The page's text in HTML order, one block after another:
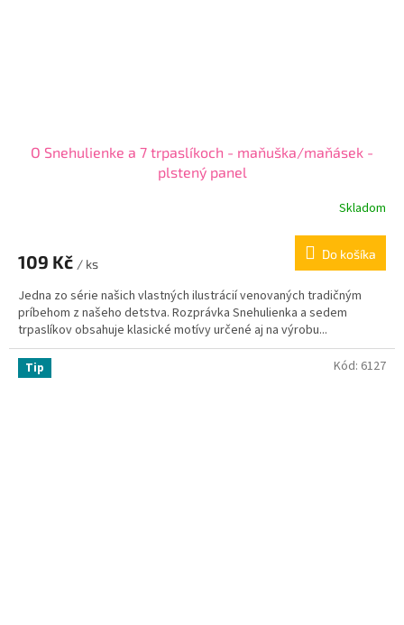
O Snehulienke a 7 trpaslíkoch - maňuška/maňásek -
plstený panel
Skladom
109 Kč / ks
Do košíka
Jedna zo série našich vlastných ilustrácií venovaných tradičným
príbehom z našeho detstva. Rozprávka Snehulienka a sedem
trpaslíkov obsahuje klasické motívy určené aj na výrobu...
Tip Kód: 6127